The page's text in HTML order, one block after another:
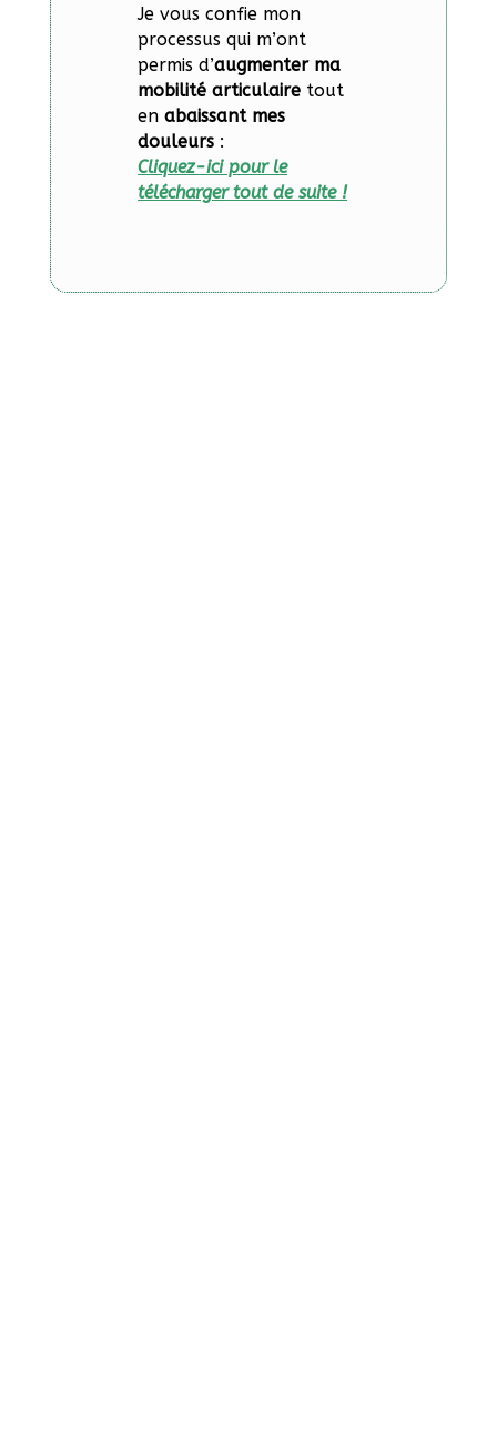
Je vous confie mon
processus qui m’ont
permis d’augmenter ma
mobilité articulaire tout
en abaissant mes
douleurs :
Cliquez-ici pour le
télécharger tout de suite !